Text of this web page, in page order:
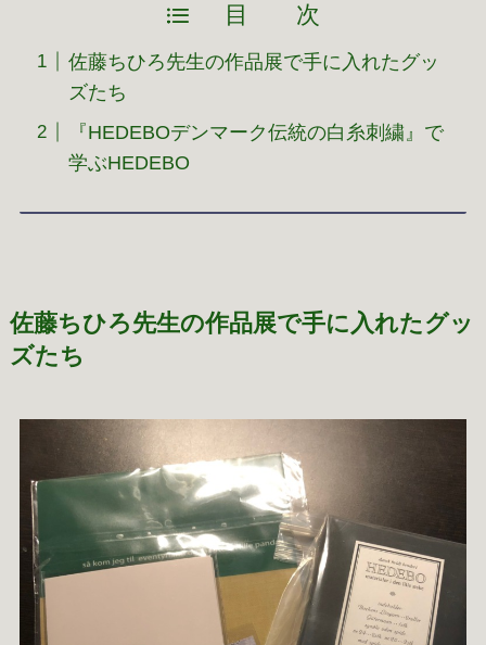
目 次
佐藤ちひろ先生の作品展で手に入れたグッ
ズたち
『HEDEBOデンマーク伝統の白糸刺繍』で
学ぶHEDEBO
佐藤ちひろ先生の作品展で手に入れたグッ
ズたち